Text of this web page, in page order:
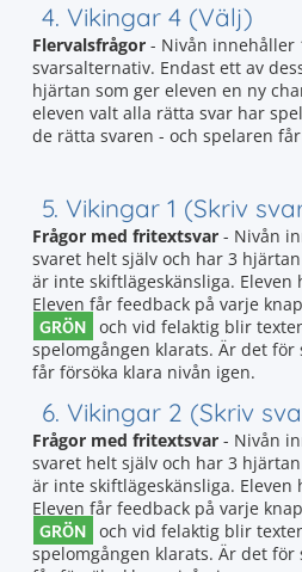
4. Vikingar 4 (Välj)
Flervalsfrågor - Nivån innehåller
svarsalternativ. Endast ett av
hjärtan som ger eleven en ny
eleven valt alla rätta svar har
de rätta svaren - och spelaren
5. Vikingar 1 (Skriv
Frågor med fritextsvar - Nivån
svaret helt själv och har 3
är inte skiftlägeskänsliga.
Eleven får feedback på varje
GRÖN och vid felaktig blir
spelomgången klarats. Är det
får försöka klara nivån igen.
6. Vikingar 2 (Skriv
Frågor med fritextsvar - Nivån
svaret helt själv och har 3
är inte skiftlägeskänsliga.
Eleven får feedback på varje
GRÖN och vid felaktig blir
spelomgången klarats. Är det